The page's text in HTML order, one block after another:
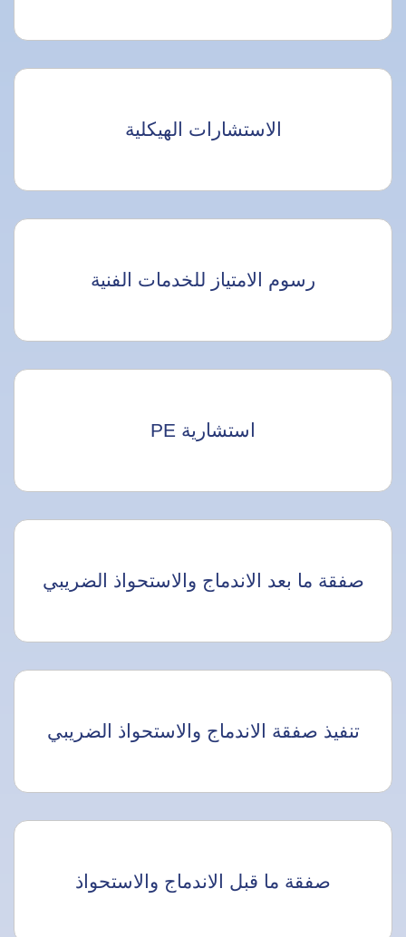
الاستشارات الهيكلية
رسوم الامتياز للخدمات الفنية
استشارية PE
صفقة ما بعد الاندماج والاستحواذ الضريبي
تنفيذ صفقة الاندماج والاستحواذ الضريبي
صفقة ما قبل الاندماج والاستحواذ